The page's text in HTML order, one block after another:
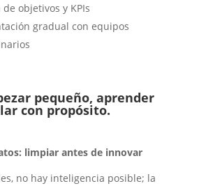
objetivos y KPIs
gradual con equipos
pequeño, aprender
con propósito.
limpiar antes de innovar
no hay inteligencia posible; la